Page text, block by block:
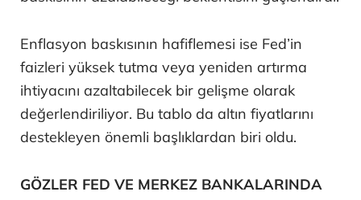
Enflasyon baskısının hafiflemesi ise Fed’in
faizleri yüksek tutma veya yeniden artırma
ihtiyacını azaltabilecek bir gelişme olarak
değerlendiriliyor. Bu tablo da altın fiyatlarını
destekleyen önemli başlıklardan biri oldu.
GÖZLER FED VE MERKEZ BANKALARINDA